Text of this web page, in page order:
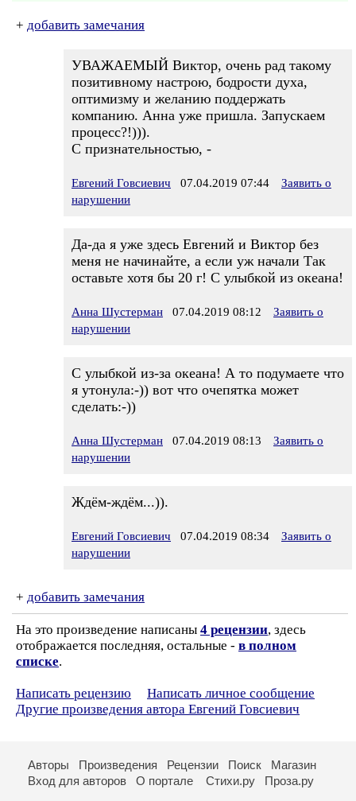
+ добавить замечания
УВАЖАЕМЫЙ Виктор, очень рад такому
позитивному настрою, бодрости духа,
оптимизму и желанию поддержать
компанию. Анна уже пришла. Запускаем
процесс?!))).
С признательностью, -
Евгений Говсиевич 07.04.2019 07:44
Заявить о
нарушении
Да-да я уже здесь Евгений и Виктор без
меня не начинайте, а если уж начали Так
оставьте хотя бы 20 г! С улыбкой из океана!
Анна Шустерман 07.04.2019 08:12
Заявить о
нарушении
С улыбкой из-за океана! А то подумаете что
я утонула:-)) вот что очепятка может
сделать:-))
Анна Шустерман 07.04.2019 08:13
Заявить о
нарушении
Ждём-ждём...)).
Евгений Говсиевич 07.04.2019 08:34
Заявить о
нарушении
+ добавить замечания
На это произведение написаны 4 рецензии, здесь
отображается последняя, остальные - в полном
списке.
Написать рецензию
Написать личное сообщение
Другие произведения автора Евгений Говсиевич
Авторы Произведения Рецензии Поиск
Магазин
Вход для авторов
О портале Стихи.ру Проза.ру